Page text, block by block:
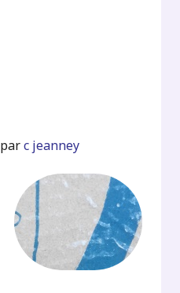
parc jeanney